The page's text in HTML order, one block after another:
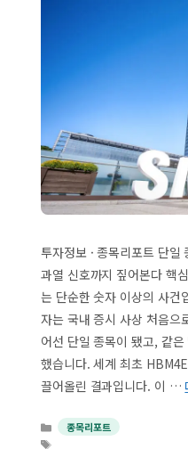
투자정보 · 종목리포트 단
과열 신호까지 짚어본다 핵
는 단순한 숫자 이상의 사
자는 국내 증시 사상 처음으
어선 단일 종목이 됐고, 같
했습니다. 세계 최초
끌어올린 결과입니다. 이 …
카종목리포트